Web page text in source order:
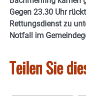
Gegen 23.30 Uhr
Rettungsdienst zu
Notfall im
Teilen Sie